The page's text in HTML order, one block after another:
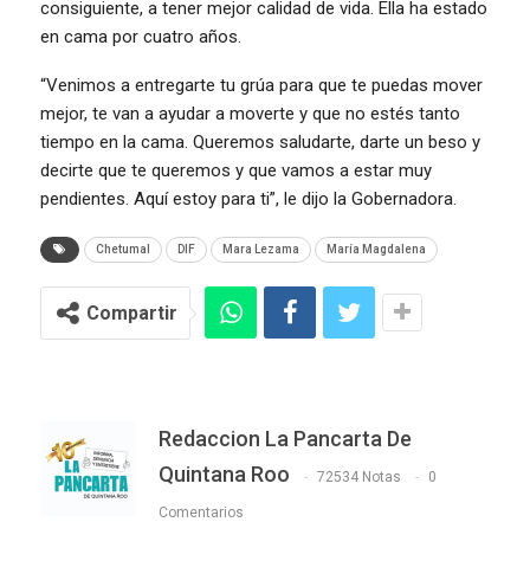
consiguiente, a tener mejor calidad de vida. Ella ha estado
en cama por cuatro años.
“Venimos a entregarte tu grúa para que te puedas mover
mejor, te van a ayudar a moverte y que no estés tanto
tiempo en la cama. Queremos saludarte, darte un beso y
decirte que te queremos y que vamos a estar muy
pendientes. Aquí estoy para ti”, le dijo la Gobernadora.
Chetumal DIF Mara Lezama María Magdalena
Compartir
Redaccion La Pancarta De
Quintana Roo
72534 Notas 0
Comentarios